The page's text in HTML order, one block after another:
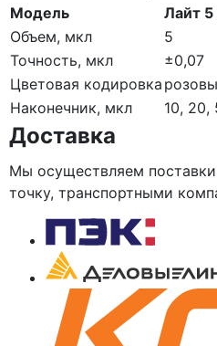
Модель
Лайт
Объем, мкл
5
Точность, мкл
±0,07
Цветовая кодировка
Наконечник, мкл
10, 20,
Доставка
Мы осуществляем
точку, транспортными